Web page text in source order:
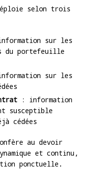
selon trois
sur les
du portefeuille
sur les
: information
susceptible
cédées
au devoir
et continu,
ponctuelle.